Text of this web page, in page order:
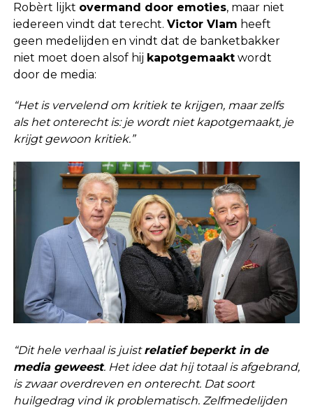
Robèrt lijkt overmand door emoties, maar niet
iedereen vindt dat terecht. Victor Vlam heeft
geen medelijden en vindt dat de banketbakker
niet moet doen alsof hij kapotgemaaktwordt
door de media:
“Het is vervelend om kritiek te krijgen, maar zelfs
als het onterecht is: je wordt niet kapotgemaakt, je
krijgt gewoon kritiek.”
“Dit hele verhaal is juistrelatief beperkt in de
media geweest. Het idee dat hij totaal is afgebrand,
is zwaar overdreven en onterecht. Dat soort
huilgedrag vind ik problematisch. Zelfmedelijden